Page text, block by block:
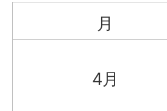
月
4月